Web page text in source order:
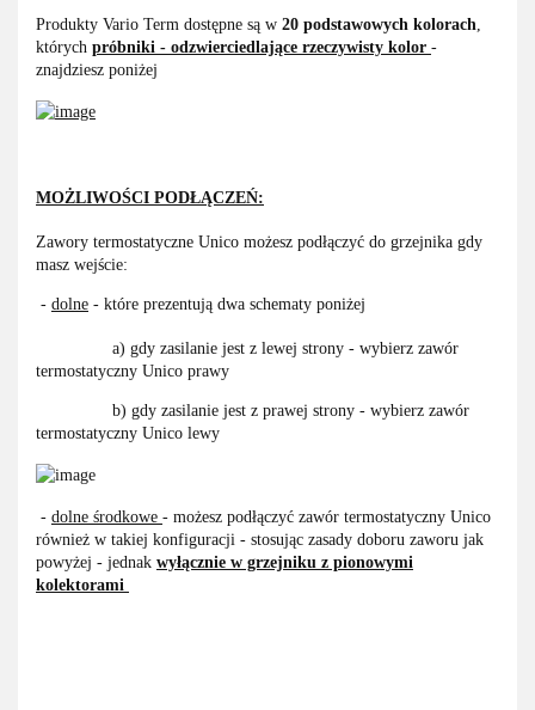
Produkty Vario Term dostępne są w 20 podstawowych kolorach,
których próbniki - odzwierciedlające rzeczywisty kolor -
znajdziesz poniżej
MOŻLIWOŚCI PODŁĄCZEŃ:
Zawory termostatyczne Unico możesz podłączyć do grzejnika gdy
masz wejście:
- dolne - które prezentują dwa schematy poniżej
a) gdy zasilanie jest z lewej strony - wybierz zawór
termostatyczny Unico prawy
b) gdy zasilanie jest z prawej strony - wybierz zawór
termostatyczny Unico lewy
- dolne środkowe - możesz podłączyć zawór termostatyczny Unico
również w takiej konfiguracji - stosując zasady doboru zaworu jak
powyżej - jednak wyłącznie w grzejniku z pionowymi
kolektorami